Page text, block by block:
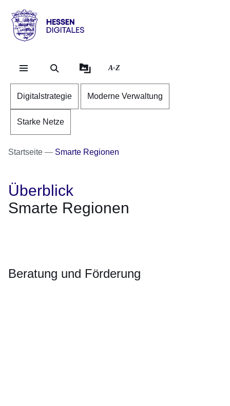
Hessen
Digitales
A-Z
Digitalstrategie Moderne Verwaltung
Starke Netze
Startseite Smarte Regionen
Überblick
Smarte Regionen
Beratung und Förderung